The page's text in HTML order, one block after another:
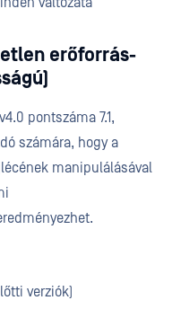
erőforrás-
pontszáma 7.1,
számára, hogy a
manipulálásával
verziók)